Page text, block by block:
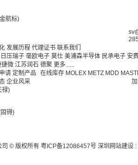
航标)
禄)
锝)
发展历程 代理证书 联系我们
日压瑞子 毫欧电子 莫仕 美浦森半导体 民承电子 安
捷微 江苏润石 德聚 更多......
请 定制产品 在线库存 MOLEX METZ MDD
企业风采
司 © 版权所有 粤ICP备12086457号 深圳网站建设 :